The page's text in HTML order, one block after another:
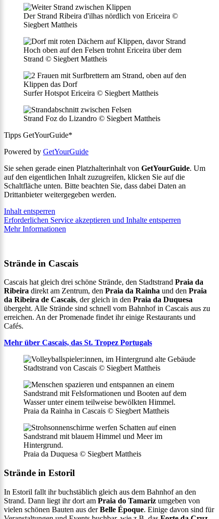
Der Strand Ribeira d'ilhas nördlich von Ericeira ©
Siegbert Mattheis
Hoch oben auf den Felsen trohnt Ericeira über dem
Strand © Siegbert Mattheis
Surfer Hotspot Ericeira © Siegbert Mattheis
Strand Foz do Lizandro © Siegbert Mattheis
Tipps GetYourGuide*
Powered by GetYourGuide
Sie sehen gerade einen Platzhalterinhalt von GetYourGuide. Um
auf den eigentlichen Inhalt zuzugreifen, klicken Sie auf die
Schaltfläche unten. Bitte beachten Sie, dass dabei Daten an
Drittanbieter weitergegeben werden.
Inhalt entsperren
Erforderlichen Service akzeptieren und Inhalte entsperren
Mehr Informationen
Strände in Cascais
Cascais hat gleich drei schöne Strände, den Stadtstrand Praia da
Ribeira direkt am Zentrum, den Praia da Rainha und den Praia
da Ribeira de Cascais, der gleich in den Praia da Duquesa
übergeht. Alle Strände sind schnell vom Bahnhof in Cascais aus zu
erreichen. An der Promenade findet ihr einige Restaurants und
Cafés.
Mehr über Cascais, das St. Tropez Portugals
Stadtstrand von Cascais © Siegbert Mattheis
Praia da Rainha in Cascais © Siegbert Mattheis
Praia da Duquesa © Siegbert Mattheis
Strände in Estoril
In Estoril fallt ihr buchstäblich gleich aus dem Bahnhof an den
Strand. Dann liegt ihr dort am Praia do Tamariz umgeben von
vielen schönen Bauten aus derBelle Époque. Einige davon sind für